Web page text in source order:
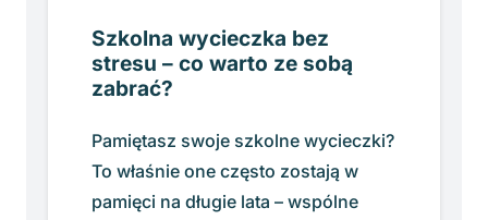
Szkolna wycieczka bez
stresu – co warto ze sobą
zabrać?
Pamiętasz swoje szkolne wycieczki?
To właśnie one często zostają w
pamięci na długie lata – wspólne